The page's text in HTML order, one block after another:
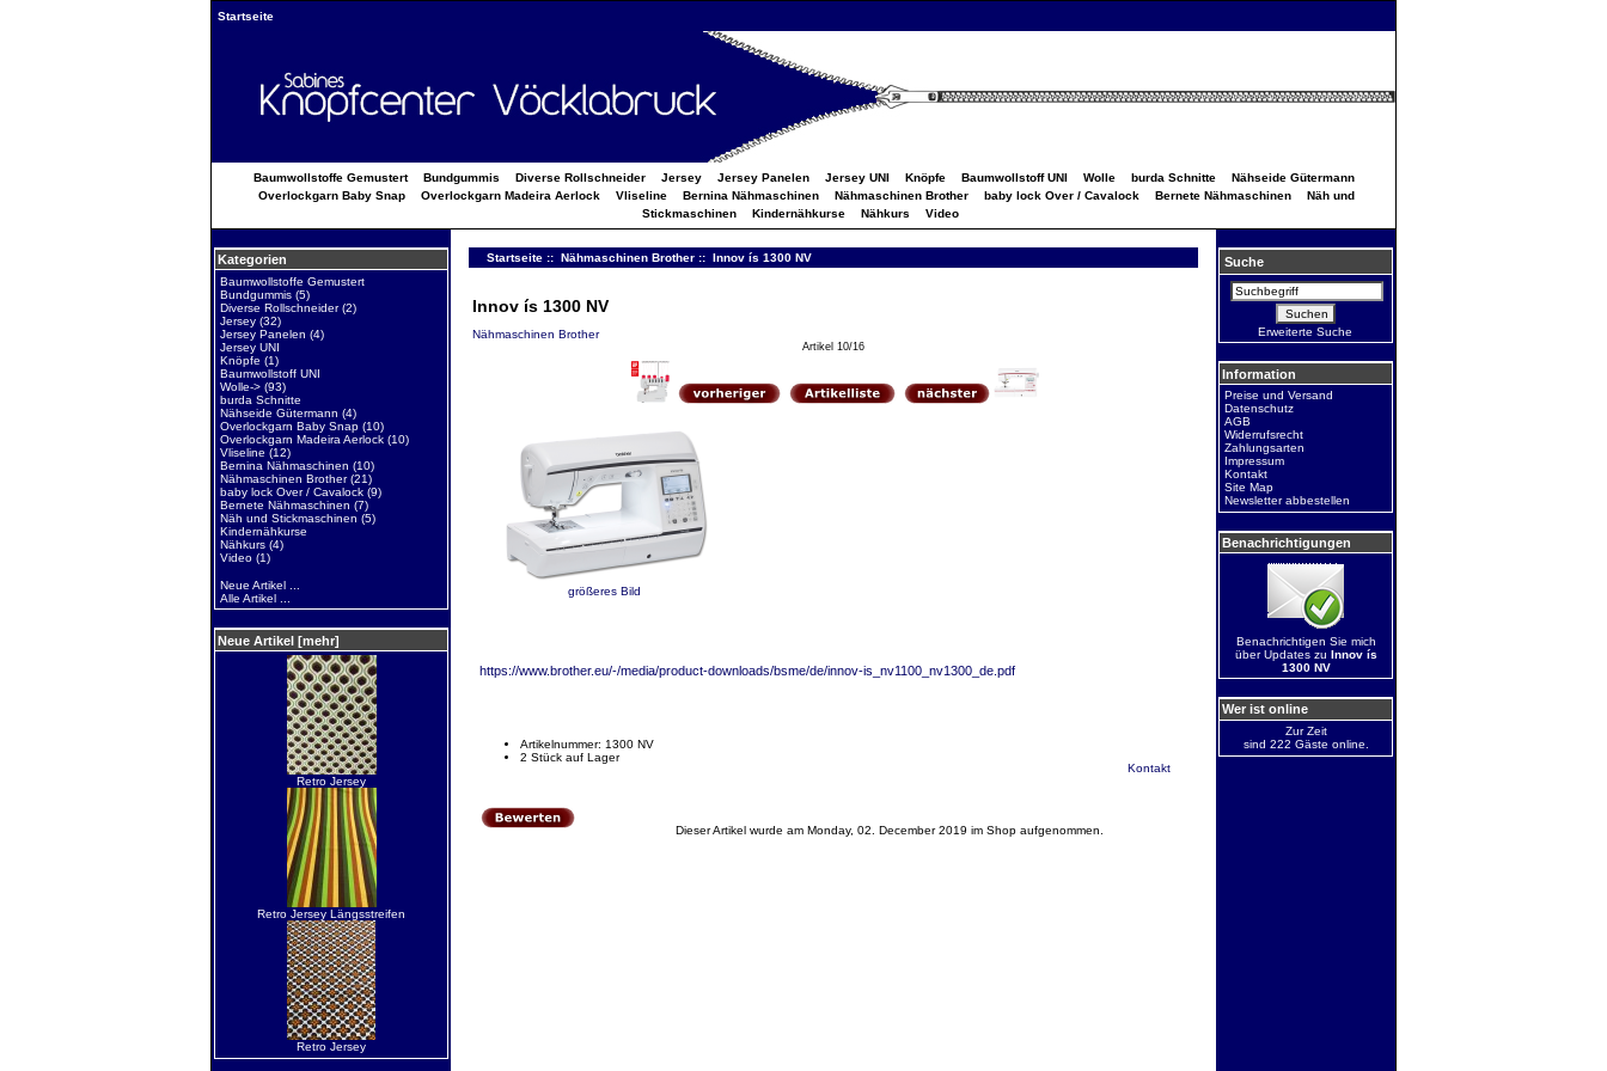
Startseite
Baumwollstoffe Gemustert Bundgummis Diverse Rollschneider Jersey Jersey Panelen Jersey UNI Knöpfe Baumwollstoff UNI Wolle burda Schnitte
Nähseide Gütermann
Overlockgarn Baby Snap
Overlockgarn Madeira Aerlock Vliseline Bernina Nähmaschinen Nähmaschinen Brother baby lock Over / Cavalock Bernete Nähmaschinen
Näh und
Stickmaschinen
Kindernähkurse Nähkurs Video
Kategorien
Baumwollstoffe Gemustert
Bundgummis(5)
Diverse Rollschneider(2)
Jersey(32)
Jersey Panelen (4)
Jersey UNI
Knöpfe (1)
Baumwollstoff UNI
Wolle->(93)
burda Schnitte
Nähseide Gütermann (4)
Overlockgarn Baby Snap(10)
Overlockgarn Madeira Aerlock(10)
Vliseline (12)
Bernina Nähmaschinen (10)
Nähmaschinen Brother(21)
baby lock Over / Cavalock(9)
Bernete Nähmaschinen (7)
Näh und Stickmaschinen (5)
Kindernähkurse
Nähkurs(4)
Video(1)
Neue Artikel ...
Alle Artikel ...
Neue Artikel [mehr]
Retro Jersey
Retro Jersey Längsstreifen
Retro Jersey
Startseite :: Nähmaschinen Brother :: Innov ís 1300 NV
Innov ís 1300 NV
Nähmaschinen Brother
Artikel 10/16
größeres Bild
https://www.brother.eu/-/media/product-downloads/bsme/de/innov-is_nv1100_nv1300_de.pdf
Kontakt
Artikelnummer: 1300 NV
2 Stück auf Lager
Dieser Artikel wurde am Monday, 02. December 2019 im Shop aufgenommen.
Suche
Erweiterte Suche
Information
Preise und Versand
Datenschutz
AGB
Widerrufsrecht
Zahlungsarten
Impressum
Kontakt
Site Map
Newsletter abbestellen
Benachrichtigungen
Benachrichtigen Sie mich
über Updates zu Innov ís
1300 NV
Wer ist online
Zur Zeit
sind 222 Gäste online.